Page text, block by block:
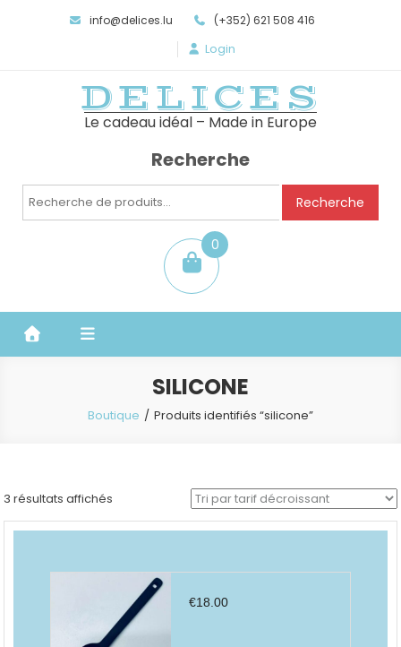
info@delices.lu (+352) 621 508 416
Login
DELICES
Le cadeau idéal – Made in Europe
Recherche
Recherche
Recherche
0
item
SILICONE
Boutique Produits identifiés “silicone”
3 résultats affichés
par
€18.00